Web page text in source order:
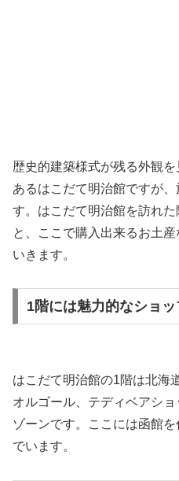
歴史的建築様式が残る外観
あるはこだて明治館ですが
す。はこだて明治館を訪れ
と、ここで購入出来るお土
いきます。
1階には魅力的なショッ
はこだて明治館の1階は北海
オルゴール、テディベアシ
ゾーンです。ここには函館
でいます。